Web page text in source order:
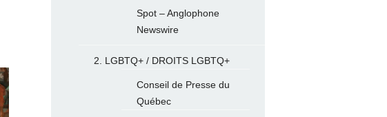
Spot – Anglophone
Newswire
2. LGBTQ+ / DROITS LGBTQ+
Conseil de Presse du
Québec